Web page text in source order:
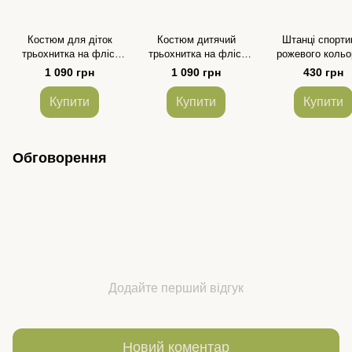
Костюм для діток
трьохнитка на флісі
кольору графіт для
дівчинки та хлопчика
розмір 86-140
1 090 грн
Купити
Костюм дитячий
трьохнитка на флісі
колір теракотовий для
хлопчика та дівчинки
розмір 86-140
1 090 грн
Купити
Штанці
рожевого
принтом
дівчинки
430 грн
Купити
Обговорення
Додайте перший відгук
Новий коментар